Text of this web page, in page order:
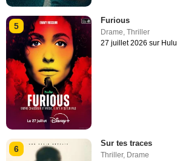
5
Furious
Drame,Thriller
27 juillet 2026 sur Hulu
6
Sur tes traces
Thriller, Drame